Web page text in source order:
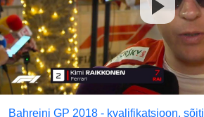
Bahreini GP 2018 - kvalifikatsioon,